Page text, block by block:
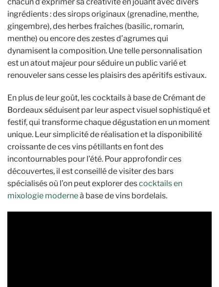
ingrédients : des sirops originaux (grenadine, menthe,
gingembre), des herbes fraîches (basilic, romarin,
menthe) ou encore des zestes d’agrumes qui
dynamisent la composition. Une telle personnalisation
est un atout majeur pour séduire un public varié et
renouveler sans cesse les plaisirs des apéritifs estivaux.
En plus de leur goût, les cocktails à base de Crémant de
Bordeaux séduisent par leur aspect visuel sophistiqué et
festif, qui transforme chaque dégustation en un moment
unique. Leur simplicité de réalisation et la disponibilité
croissante de ces vins pétillants en font des
incontournables pour l’été. Pour approfondir ces
découvertes, il est conseillé de visiter des bars
spécialisés où l’on peut explorer descocktails en
mixologie moderneà base de vins bordelais.